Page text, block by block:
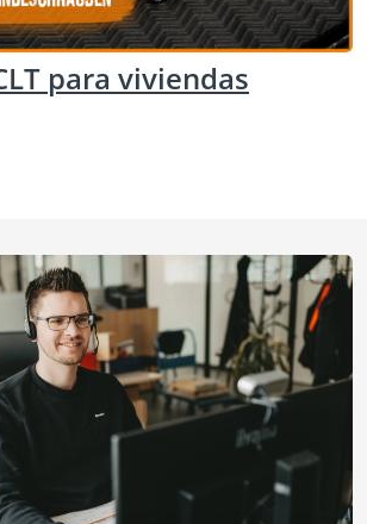
para viviendas